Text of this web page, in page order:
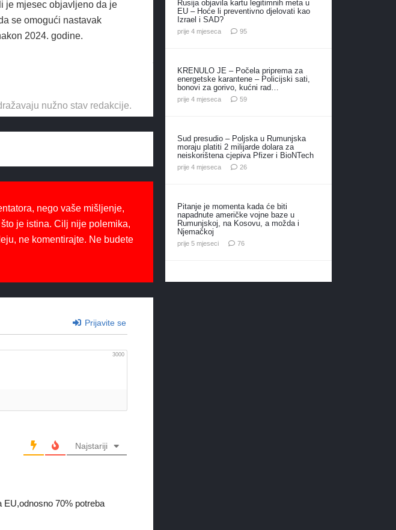
je mjesec objavljeno da je
se omogući nastavak
2024. godine.
nužno stav redakcije.
nego vaše mišljenje,
je istina. Cilj nije polemika,
ne komentirajte. Ne budete
Prijavite se
3000
Najstariji
EU,odnosno 70% potreba
Rusija objavila kartu legitimnih meta u
EU – Hoće li preventivno djelovati kao
Izrael i SAD?
prije 4 mjeseca 95komentara
KRENULO JE – Počela priprema za
energetske karantene – Policijski sati,
bonovi za gorivo, kućni rad…
prije 4 mjeseca 59komentara
Sud presudio – Poljska u Rumunjska
moraju platiti 2 milijarde dolara za
neiskorištena cjepiva Pfizer i BioNTech
prije 4 mjeseca 26komentara
Pitanje je momenta kada će biti
napadnute američke vojne baze u
Rumunjskoj, na Kosovu, a možda i
Njemačkoj
prije 5 mjeseci 76komentara